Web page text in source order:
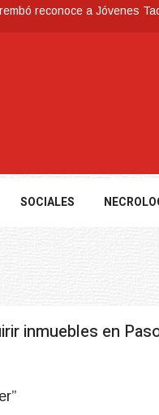
reconoce a Jóvenes
Tacuarembó permitió
severas, y
SOCIALES
inmuebles en